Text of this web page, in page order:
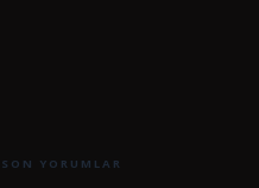
SON YORUMLAR